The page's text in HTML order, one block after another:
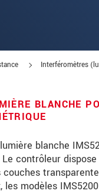
Interféromètres
BLANCHE
blanche
contrôleur
les modèles